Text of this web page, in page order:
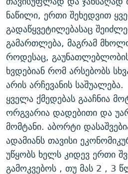
ნაწილი, ერთი შეხედვით
გადაწყვეტილებასაც
გამართლება, მაგრამ
როდესაც, გაუნათლებლობის
ხვდებიან რომ არსებობს
არის არჩევანის საშუალება.
ყველა ქმედებას გააჩნია
ორგვარია დადებითი და
მომტანი. აბორტი
ადამიანს თავისი
უწყობს ხელს კიდევ ერთი
გამოკვებოს , თუ მას 2 , 3